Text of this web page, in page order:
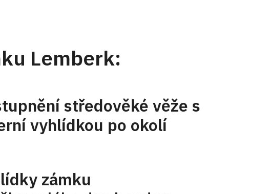
Lemberk:
středověké věže s
po okolí
zámku